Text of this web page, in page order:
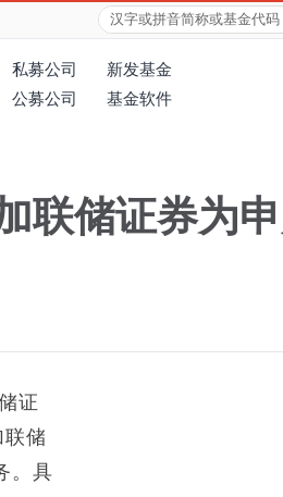
私募公司
新发基金
公募公司
基金软件
联储证券为
证
储
。具